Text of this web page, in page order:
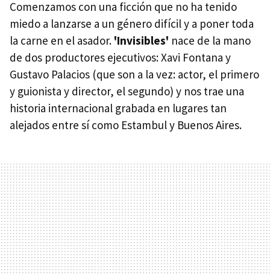
Comenzamos con una ficción que no ha tenido
miedo a lanzarse a un género difícil y a poner toda
la carne en el asador. 'Invisibles' nace de la mano
de dos productores ejecutivos: Xavi Fontana y
Gustavo Palacios (que son a la vez: actor, el primero
y guionista y director, el segundo) y nos trae una
historia internacional grabada en lugares tan
alejados entre sí como Estambul y Buenos Aires.